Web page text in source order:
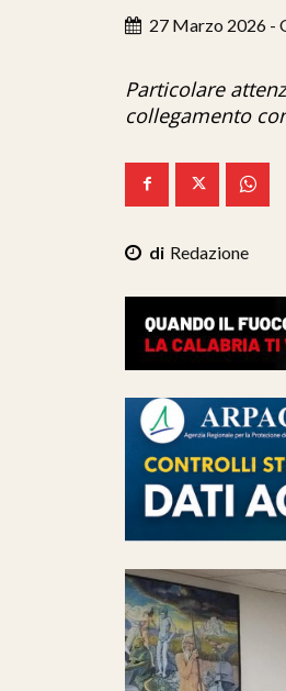
27 Marzo 2026 -
Particolare
collegamento
Redazione